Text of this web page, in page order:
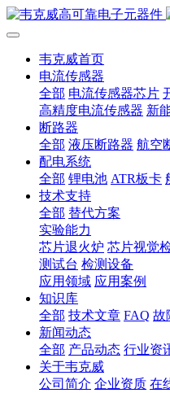
韦克威首页
电流传感器
全部 电流传感器芯片
高精度电流传感器 新
断路器
全部 液压断路器 航空
配电系统
全部 锂电池 ATR板卡
技术支持
全部 替代方案
实验能力
芯片退火炉 芯片视觉
测试台 检测设备
应用领域 应用案例
知识库
全部 技术文章 FAQ 故
新闻动态
全部 产品动态 行业资
关于韦克威
公司简介 企业资质 在